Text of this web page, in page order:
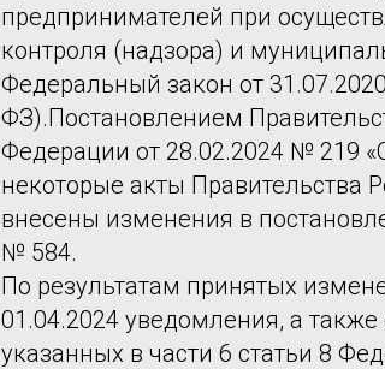
предпринимателей при
контроля (надзора) и
Федеральный закон от
ФЗ).Постановлением
Федерации от 28.02.2024 № 219
некоторые акты Правительства
внесены изменения в
№ 584.
По результатам принятых
01.04.2024 уведомления, а
указанных в части 6 статьи 8